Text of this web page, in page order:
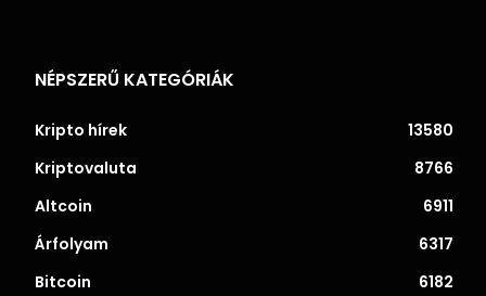
NÉPSZERŰ KATEGÓRIÁK
Kripto hírek
13580
Kriptovaluta
8766
Altcoin
6911
Árfolyam
6317
Bitcoin
6182